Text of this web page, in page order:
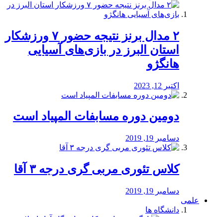
۲ مدال برنز نتیجه حضور ۷ ورزشکار
استان البرز در بازی‌های آسیایی
هانگژو
اکتبر 12, 2023
دومین دوره مسابفات المپیاد است
دسامبر 19, 2019
کلاس تئوری مربی گری درجه ۳ آقا
دسامبر 19, 2019
علمی
دانشگاه ها